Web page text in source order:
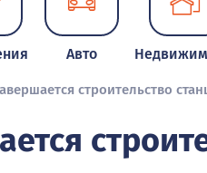
Авто
строительство